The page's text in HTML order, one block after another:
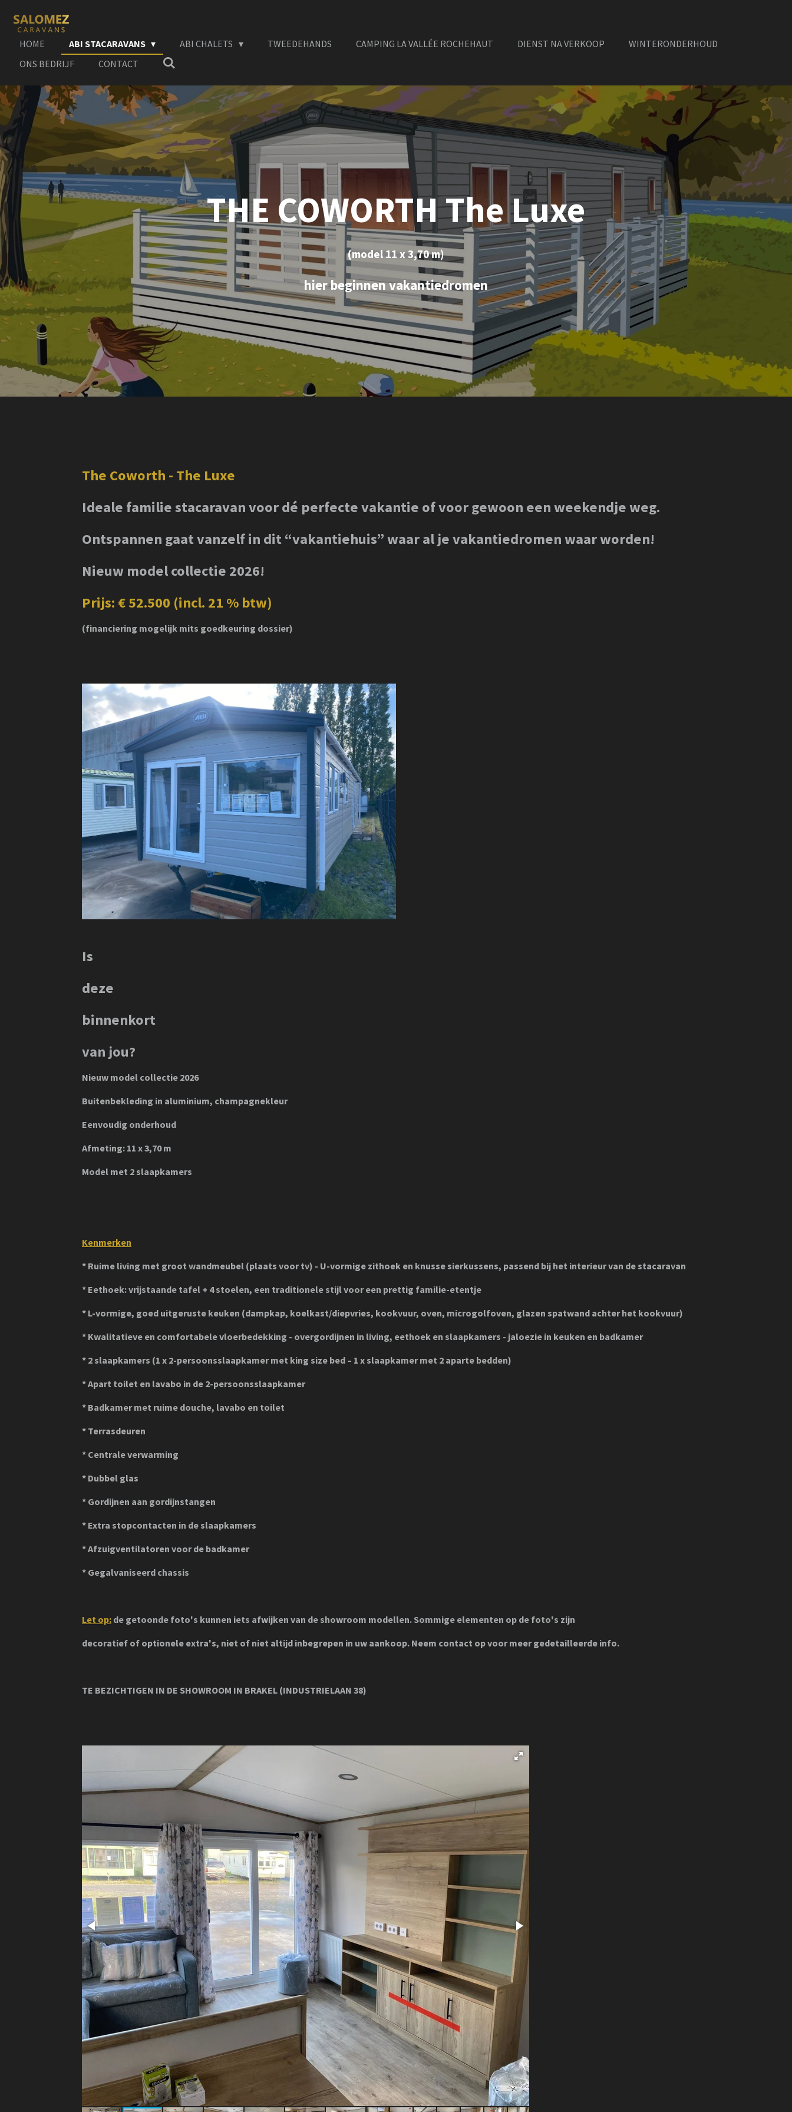
direct
naar
hoofdinhoud
HOME ABI STACARAVANS ABI CHALETS TWEEDEHANDS CAMPING LA VALLÉE ROCHEHAUT DIENST NA VERKOOP
WINTERONDERHOUD
ONS BEDRIJF
CONTACT
THE COWORTH The Luxe
(model 11 x 3,70 m)
hier beginnen vakantiedromen
The Coworth - The Luxe
Ideale familie stacaravan voor dé perfecte vakantie of voor gewoon een weekendje weg.
Ontspannen gaat vanzelf in dit “vakantiehuis” waar al je vakantiedromen waar worden!
Nieuw model collectie 2026!
Prijs: € 52.500 (incl. 21 % btw)
(financiering mogelijk mits goedkeuring dossier)
Is
deze
binnenkort
van jou?
Nieuw model collectie 2026
Buitenbekleding in aluminium, champagnekleur
Eenvoudig onderhoud
Afmeting: 11 x 3,70 m
Model met 2 slaapkamers
Kenmerken
* Ruime living met groot wandmeubel (plaats voor tv) - U-vormige zithoek en knusse sierkussens, passend bij het interieur van de stacaravan
* Eethoek: vrijstaande tafel + 4 stoelen, een traditionele stijl voor een prettig familie-etentje
* L-vormige, goed uitgeruste keuken (dampkap, koelkast/diepvries, kookvuur, oven, microgolfoven, glazen spatwand achter het kookvuur)
* Kwalitatieve en comfortabele vloerbedekking - overgordijnen in living, eethoek en slaapkamers - jaloezie in keuken en badkamer
* 2 slaapkamers (1 x 2-persoonsslaapkamer met king size bed – 1 x slaapkamer met 2 aparte bedden)
* Apart toilet en lavabo in de 2-persoonsslaapkamer
* Badkamer met ruime douche, lavabo en toilet
* Terrasdeuren
* Centrale verwarming
* Dubbel glas
* Gordijnen aan gordijnstangen
* Extra stopcontacten in de slaapkamers
*Afzuigventilatoren voor de badkamer
* Gegalvaniseerd chassis
Let op: de getoonde foto's kunnen iets afwijken van de showroom modellen. Sommige elementen op de foto's zijn
decoratief of optionele extra's, niet of niet altijd inbegrepen in uw aankoop. Neem contact op voor meer gedetailleerde info.
TE BEZICHTIGEN IN DE SHOWROOM IN BRAKEL (INDUSTRIELAAN 38)